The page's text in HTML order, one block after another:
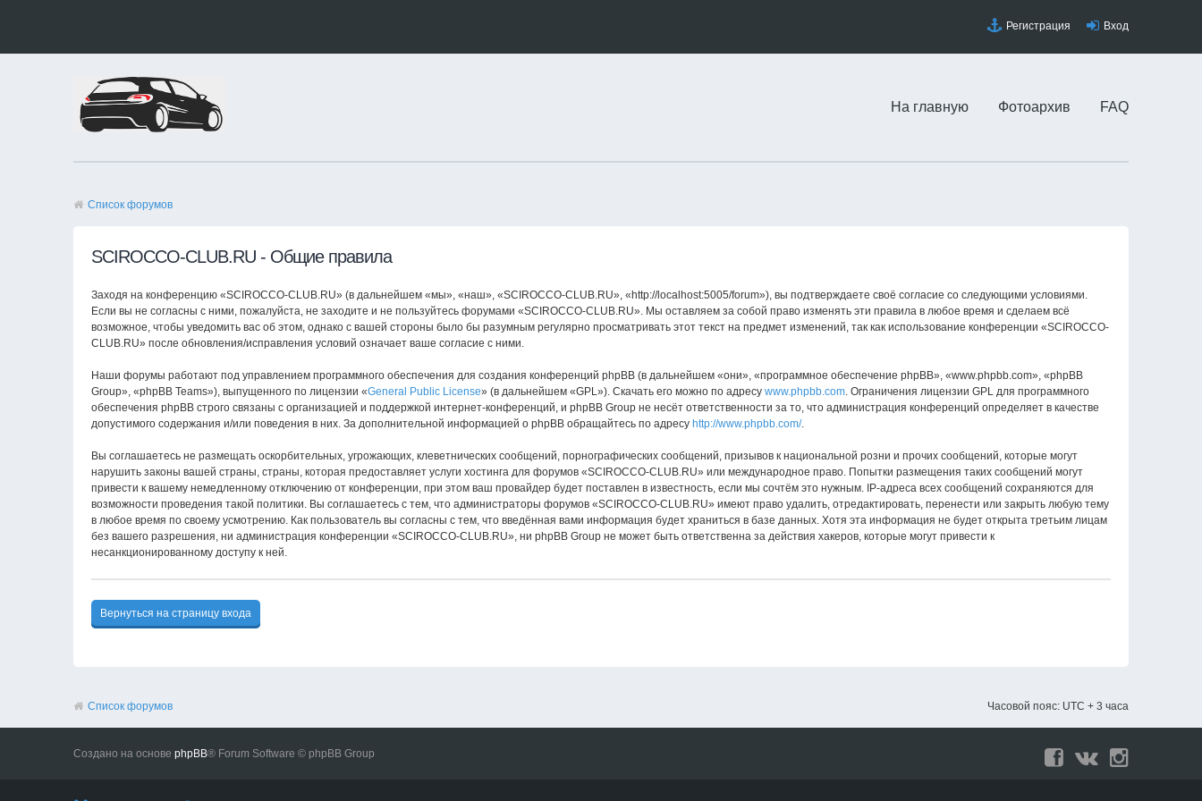
Регистрация Вход
На главную Фотоархив FAQ
Список форумов
SCIROCCO-CLUB.RU - Общие правила
Заходя на конференцию «SCIROCCO-CLUB.RU» (в дальнейшем «мы», «наш», «SCIROCCO-CLUB.RU», «http://localhost:5005/forum»), вы подтверждаете своё согласие со следующими условиями.
Если вы не согласны с ними, пожалуйста, не заходите и не пользуйтесь форумами «SCIROCCO-CLUB.RU». Мы оставляем за собой право изменять эти правила в любое время и сделаем всё
возможное, чтобы уведомить вас об этом, однако с вашей стороны было бы разумным регулярно просматривать этот текст на предмет изменений, так как использование конференции «SCIROCCO-
CLUB.RU» после обновления/исправления условий означает ваше согласие с ними.
Наши форумы работают под управлением программного обеспечения для создания конференций phpBB (в дальнейшем «они», «программное обеспечение phpBB», «www.phpbb.com», «phpBB
Group», «phpBB Teams»), выпущенного по лицензии «General Public License» (в дальнейшем «GPL»). Скачать его можно по адресу www.phpbb.com. Ограничения лицензии GPL для программного
обеспечения phpBB строго связаны с организацией и поддержкой интернет-конференций, и phpBB Group не несёт ответственности за то, что администрация конференций определяет в качестве
допустимого содержания и/или поведения в них. За дополнительной информацией о phpBB обращайтесь по адресу http://www.phpbb.com/.
Вы соглашаетесь не размещать оскорбительных, угрожающих, клеветнических сообщений, порнографических сообщений, призывов к национальной розни и прочих сообщений, которые могут
нарушить законы вашей страны, страны, которая предоставляет услуги хостинга для форумов «SCIROCCO-CLUB.RU» или международное право. Попытки размещения таких сообщений могут
привести к вашему немедленному отключению от конференции, при этом ваш провайдер будет поставлен в известность, если мы сочтём это нужным. IP-адреса всех сообщений сохраняются для
возможности проведения такой политики. Вы соглашаетесь с тем, что администраторы форумов «SCIROCCO-CLUB.RU» имеют право удалить, отредактировать, перенести или закрыть любую тему
в любое время по своему усмотрению. Как пользователь вы согласны с тем, что введённая вами информация будет храниться в базе данных. Хотя эта информация не будет открыта третьим лицам
без вашего разрешения, ни администрация конференции «SCIROCCO-CLUB.RU», ни phpBB Group не может быть ответственна за действия хакеров, которые могут привести к
несанкционированному доступу к ней.
Вернуться на страницу входа
Список форумов Часовой пояс: UTC + 3 часа
Создано на основе phpBB® Forum Software © phpBB Group